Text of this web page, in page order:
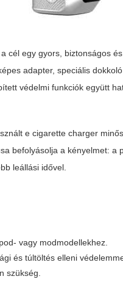
cél egy gyors, biztonságos
adapter, speciális
védelmi funkciók együtt
e cigarette charger
befolyásolja a kényelmet: a
leállási idővel.
vagy modmodellekhez.
és túltöltés elleni
szükség.